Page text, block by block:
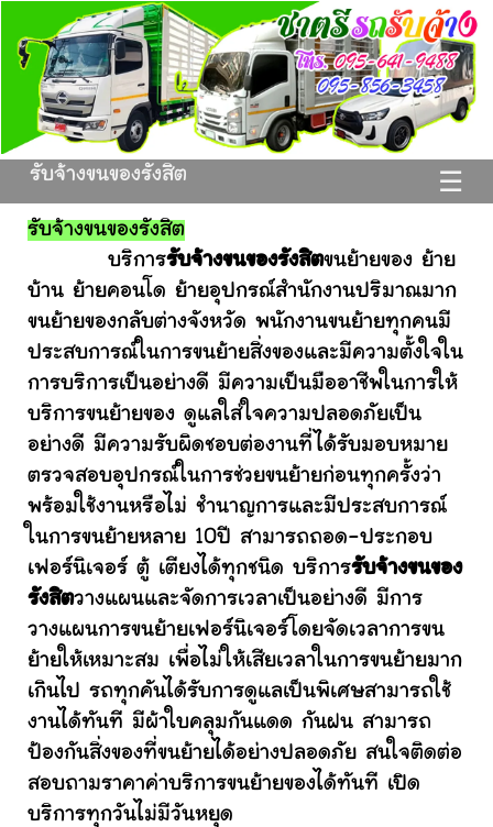
☰
รับจ้างขนของรังสิต
รับจ้างขนของรังสิต
บริการรับจ้างขนของรังสิตขนย้ายของ ย้าย
บ้าน ย้ายคอนโด ย้ายอุปกรณ์สำนักงานปริมาณมาก
ขนย้ายของกลับต่างจังหวัด พนักงานขนย้ายทุกคนมี
ประสบการณ์ในการขนย้ายสิ่งของและมีความตั้งใจใน
การบริการเป็นอย่างดี มีความเป็นมืออาชีพในการให้
บริการขนย้ายของ ดูแลใส่ใจความปลอดภัยเป็น
อย่างดี มีความรับผิดชอบต่องานที่ได้รับมอบหมาย
ตรวจสอบอุปกรณ์ในการช่วยขนย้ายก่อนทุกครั้งว่า
พร้อมใช้งานหรือไม่ ชำนาญการและมีประสบการณ์
ในการขนย้ายหลาย 10ปี สามารถถอด-ประกอบ
เฟอร์นิเจอร์ ตู้ เตียงได้ทุกชนิด บริการรับจ้างขนของ
รังสิตวางแผนและจัดการเวลาเป็นอย่างดี มีการ
วางแผนการขนย้ายเฟอร์นิเจอร์โดยจัดเวลาการขน
ย้ายให้เหมาะสม เพื่อไม่ให้เสียเวลาในการขนย้ายมาก
เกินไป รถทุกคันได้รับการดูแลเป็นพิเศษสามารถใช้
งานได้ทันที มีผ้าใบคลุมกันแดด กันฝน สามารถ
ป้องกันสิ่งของที่ขนย้ายได้อย่างปลอดภัย สนใจติดต่อ
สอบถามราคาค่าบริการขนย้ายของได้ทันที เปิด
บริการทุกวันไม่มีวันหยุด